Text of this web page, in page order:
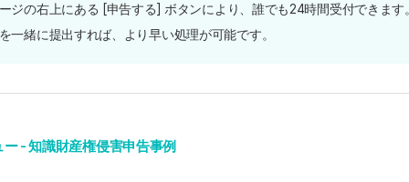
ジの右上にある [申告する] ボタンにより、誰でも24時間受付できます
一緒に提出すれば、より早い処理が可能です。
- 知識財産権侵害申告事例